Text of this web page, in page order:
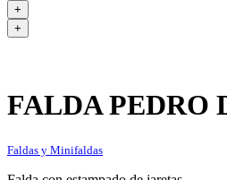
+
+
FALDA PEDRO
Faldas y Minifaldas